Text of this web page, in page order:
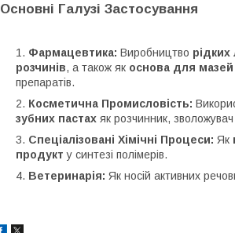
Основні Галузі Застосування
Фармацевтика: Виробництво
розчинів, а також як основа для мазей
препаратів.
Косметична Промисловість:
зубних пастах як розчинник,
Спеціалізовані Хімічні Процеси: Як
продукт у синтезі полімерів.
Ветеринарія: Як носій активних